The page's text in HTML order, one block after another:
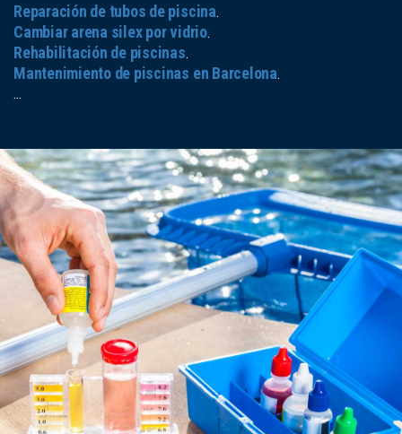
Reparación de tubos de piscina.
Cambiar arena silex por vidrio.
Rehabilitación de piscinas.
Mantenimiento de piscinas en Barcelona.
...